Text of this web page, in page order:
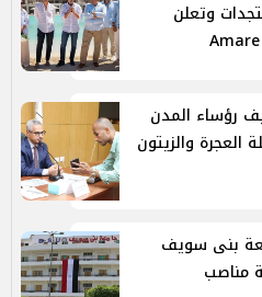
وتعلن
رؤساء المدن
والزيتون
بنى سويف
مناصب